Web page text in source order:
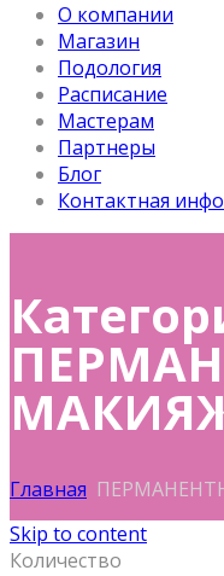
О компании
Магазин
Подология
Расписание
Мастерам
Партнеры
Блог
Контактная
Главная
Skip to content
Количество